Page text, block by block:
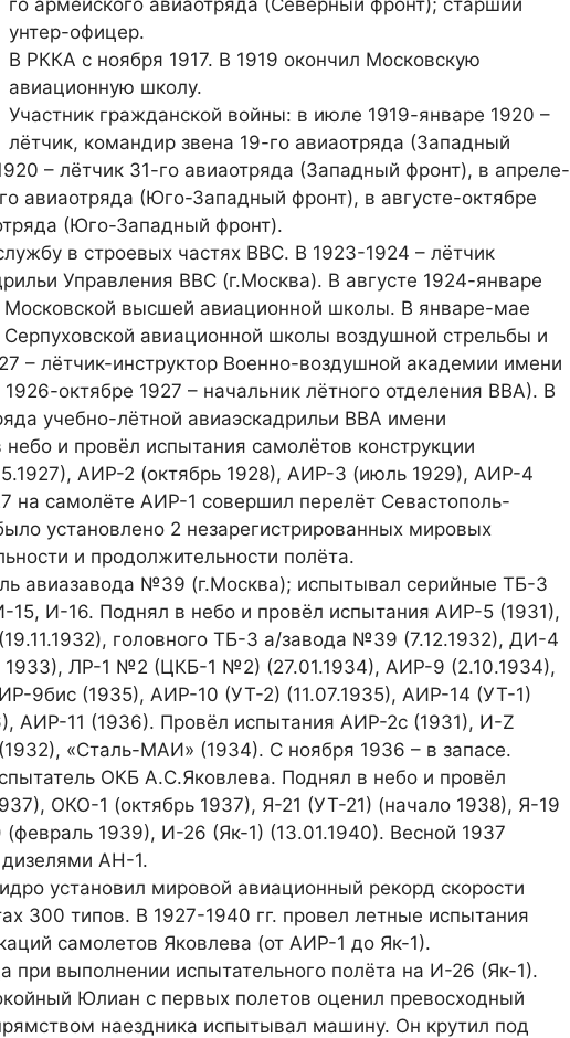
унтер-офицер.
В РККА с ноября 1917. В 1919 окончил Московскую
авиационную школу.
Участник гражданской войны: в июле 1919-январе 1920 –
лётчик, командир звена 19-го авиаотряда (Западный
– лётчик 31-го авиаотряда (Западный фронт), в апреле-
авиаотряда (Юго-Западный фронт), в августе-октябре
(Юго-Западный фронт).
в строевых частях ВВС. В 1923-1924 – лётчик
Управления ВВС (г.Москва). В августе 1924-январе
Московской высшей авиационной школы. В январе-мае
Серпуховской авиационной школы воздушной стрельбы и
– лётчик-инструктор Военно-воздушной академии имени
октябре 1927 – начальник лётного отделения ВВА). В
учебно-лётной авиаэскадрильи ВВА имени
и провёл испытания самолётов конструкции
АИР-2 (октябрь 1928), АИР-3 (июль 1929), АИР-4
на самолёте АИР-1 совершил перелёт Севастополь-
установлено 2 незарегистрированных мировых
и продолжительности полёта.
авиазавода №39 (г.Москва); испытывал серийные ТБ-3
И-16. Поднял в небо и провёл испытания АИР-5 (1931),
головного ТБ-3 а/завода №39 (7.12.1932), ДИ-4
1933), ЛР-1 №2 (ЦКБ-1 №2) (27.01.1934), АИР-9 (2.10.1934),
9бис (1935), АИР-10 (УТ-2) (11.07.1935), АИР-14 (УТ-1)
АИР-11 (1936). Провёл испытания АИР-2с (1931), И-Z
«Сталь-МАИ» (1934). С ноября 1936 – в запасе.
ОКБ А.С.Яковлева. Поднял в небо и провёл
ОКО-1 (октябрь 1937), Я-21 (УТ-21) (начало 1938), Я-19
1939), И-26 (Як-1) (13.01.1940). Весной 1937
АН-1.
установил мировой авиационный рекорд скорости
300 типов. В 1927-1940 гг. провел летные испытания
самолетов Яковлева (от АИР-1 до Як-1).
при выполнении испытательного полёта на И-26 (Як-1).
Юлиан с первых полетов оценил превосходный
наездника испытывал машину. Он крутил под